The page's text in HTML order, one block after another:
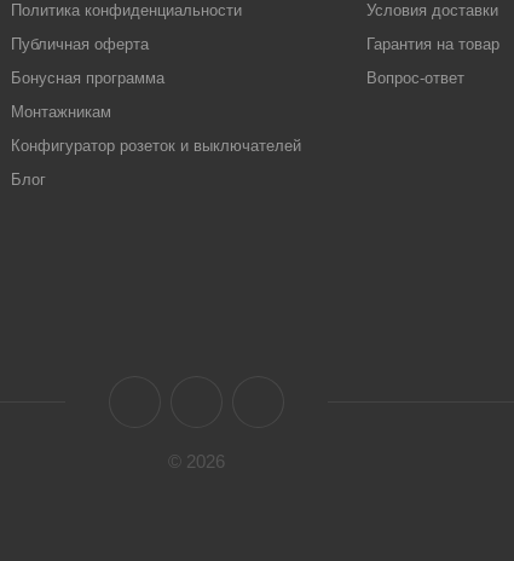
Политика конфиденциальности
Публичная оферта
Бонусная программа
Монтажникам
Конфигуратор розеток и выключателей
Блог
Условия доставки
Гарантия на товар
Вопрос-ответ
© 2026